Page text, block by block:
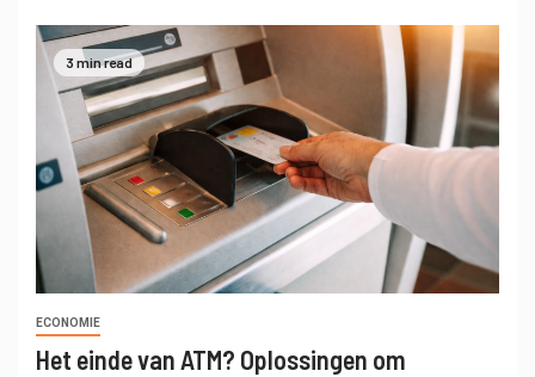
3 min read
ECONOMIE
Het einde van ATM? Oplossingen om